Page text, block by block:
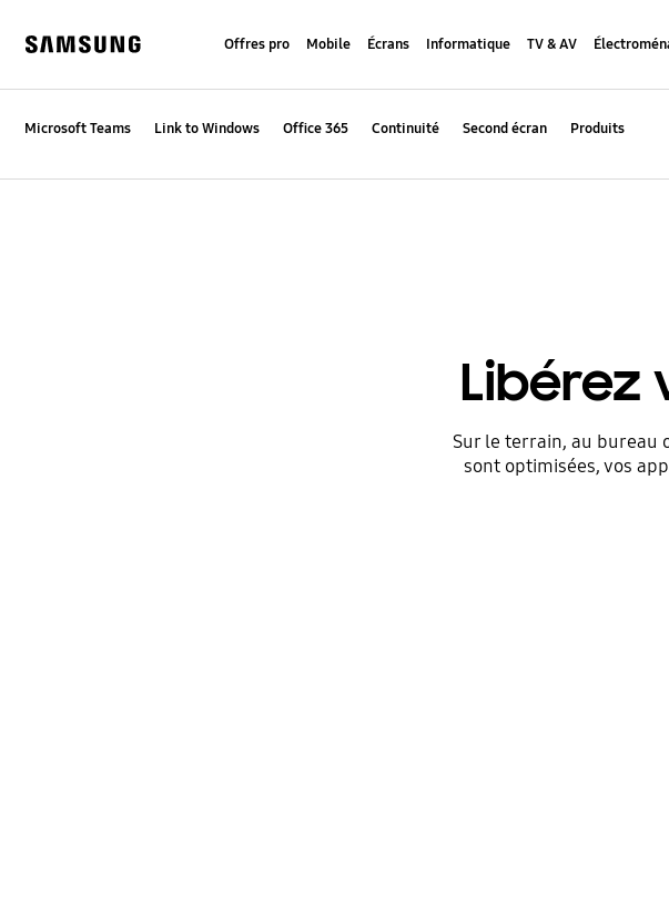
content
Offres pro Mobile Écrans Informatique TV & AV
Microsoft Teams Link to Windows Office 365 Continuité Second écran Produits
Libérez
Sur le terrain, au bureau
sont optimisées, vos